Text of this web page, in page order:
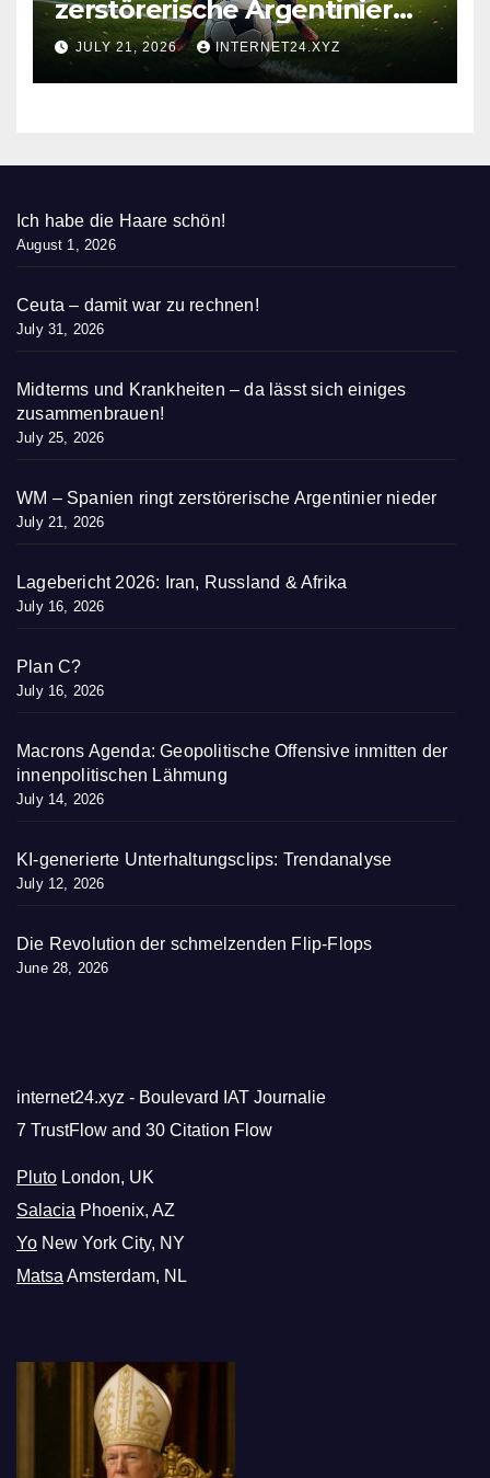
zerstörerische Argentinier
nieder
JULY 21, 2026 INTERNET24.XYZ
Ich habe die Haare schön!
August 1, 2026
Ceuta – damit war zu rechnen!
July 31, 2026
Midterms und Krankheiten – da lässt sich einiges
zusammenbrauen!
July 25, 2026
WM – Spanien ringt zerstörerische Argentinier nieder
July 21, 2026
Lagebericht 2026: Iran, Russland & Afrika
July 16, 2026
Plan C?
July 16, 2026
Macrons Agenda: Geopolitische Offensive inmitten der
innenpolitischen Lähmung
July 14, 2026
KI-generierte Unterhaltungsclips: Trendanalyse
July 12, 2026
Die Revolution der schmelzenden Flip-Flops
June 28, 2026
internet24.xyz - Boulevard IAT Journalie
7 TrustFlow and 30 Citation Flow
Pluto London, UK
Salacia Phoenix, AZ
Yo New York City, NY
Matsa Amsterdam, NL